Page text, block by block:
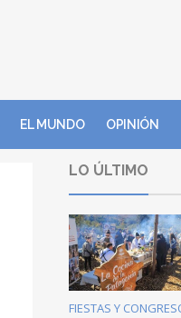
EL MUNDO OPINIÓN
LO ÚLTIMO
FIESTAS Y